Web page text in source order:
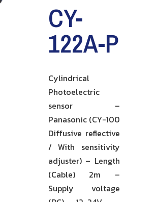
CY-
122A-P
Cylindrical
Photoelectric
sensor –
Panasonic (CY-100
Diffusive reflective
/ With sensitivity
adjuster) – Length
(Cable) 2m –
Supply voltage